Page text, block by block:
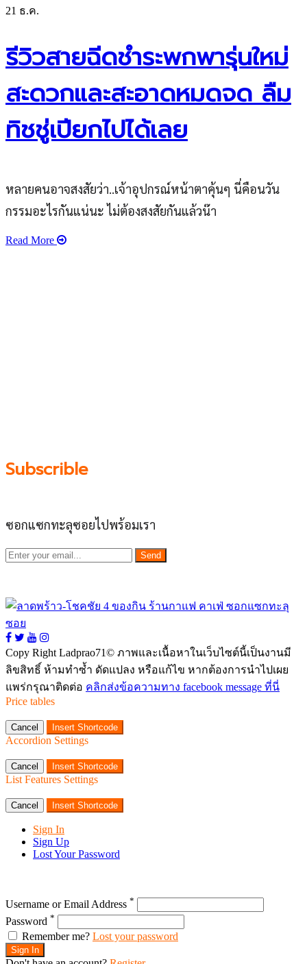
21 ธ.ค.
รีวิวสายฉีดชำระพกพารุ่นใหม่
สะดวกและสะอาดหมดจด ลืม
ทิชชู่เปียกไปได้เลย
หลายคนอาจสงสัยว่า..เจ้าอุปกรณ์หน้าตาคุ้นๆ นี่คือนวัน
กรรมอะไรกันแน่นะ ไม่ต้องสงสัยกันแล้วน๊า
Read More
Subscrible
ซอกแซกทะลุซอยไปพร้อมเรา
Send
Copy Right Ladprao71© ภาพและเนื้อหาในเว็บไซต์นี้เป็นงานมี
ลิขสิทธิ์ ห้ามทำซ้ำ ดัดแปลง หรือแก้ไข หากต้องการนำไปเผย
แพร่กรุณาติดต่อ คลิกส่งข้อความทาง facebook message ที่นี่
Price tables
Cancel Insert Shortcode
Accordion Settings
Cancel Insert Shortcode
List Features Settings
Cancel Insert Shortcode
Sign In
Sign Up
Lost Your Password
Username or Email Address *
Password *
Remember me? Lost your password
Sign In